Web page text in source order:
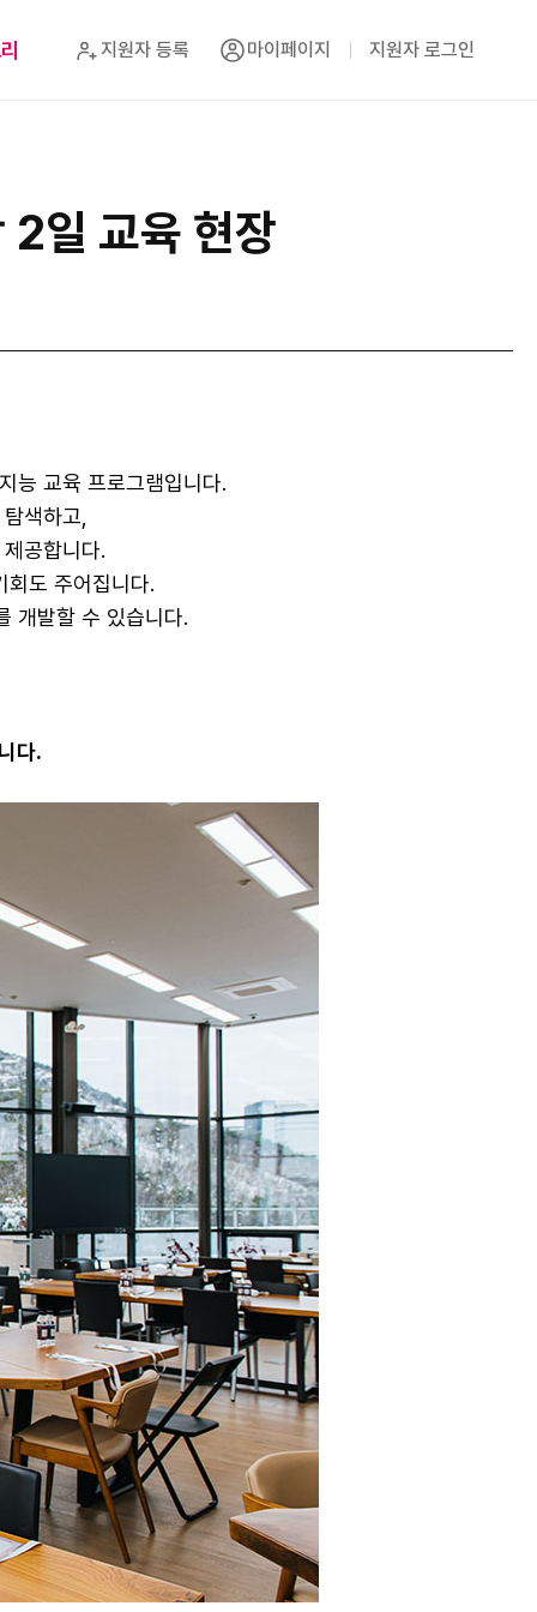
지원자 등록 마이페이지 지원자 로그인
일 교육 현장
능 교육 프로그램입니다.
색하고,
공합니다.
도 주어집니다.
개발할 수 있습니다.
다.